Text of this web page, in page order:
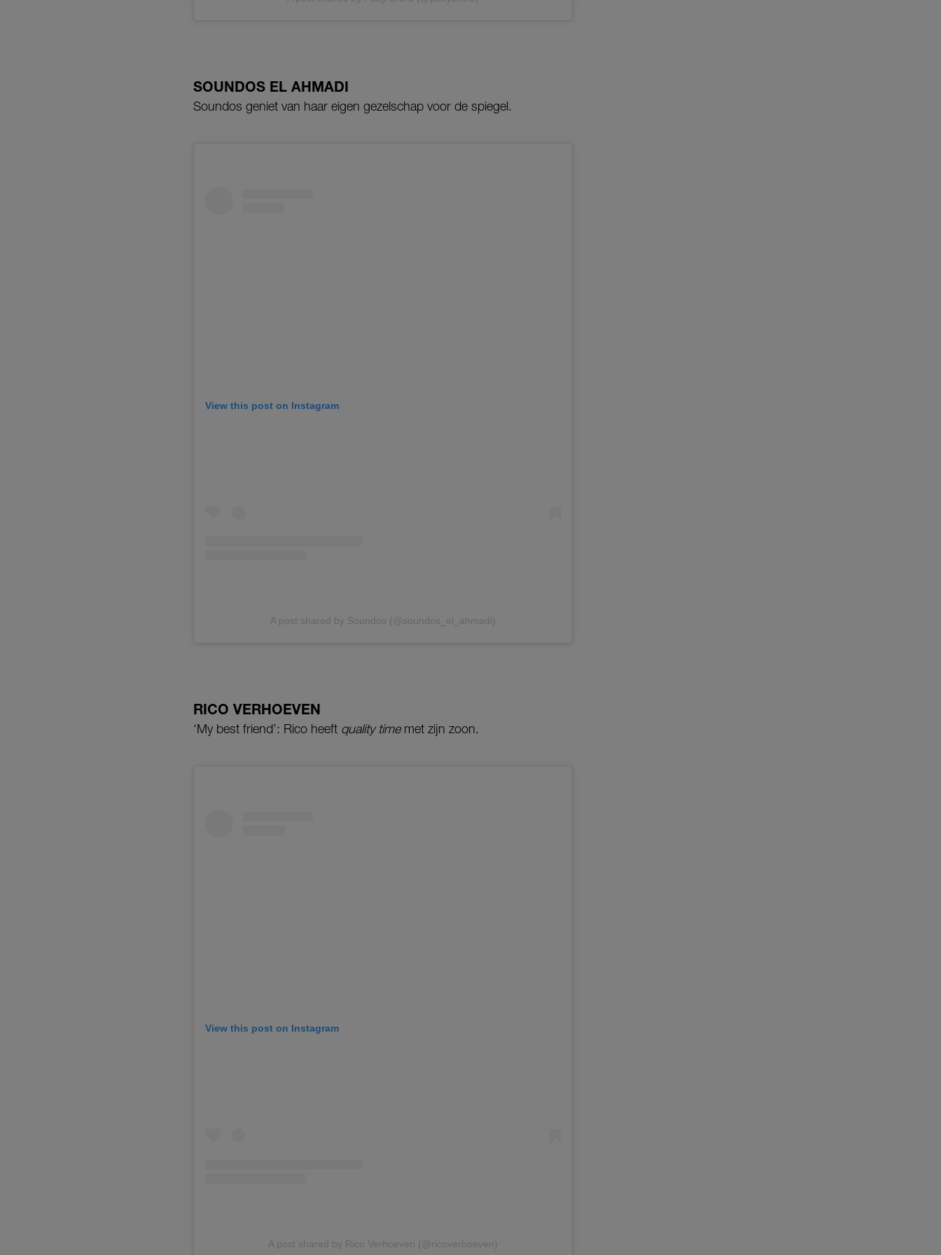
SOUNDOS EL AHMADI
Soundos geniet van haar eigen gezelschap voor de spiegel.
View this post on Instagram
A post shared by Soundos (@soundos_el_ahmadi)
RICO VERHOEVEN
‘My best friend’: Rico heeft quality timemet zijn zoon.
View this post on Instagram
A post shared by Rico Verhoeven (@ricoverhoeven)